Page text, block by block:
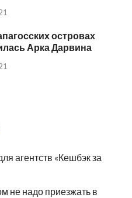
островах
Арка Дарвина
агентств «Кешбэк за
не надо приезжать в